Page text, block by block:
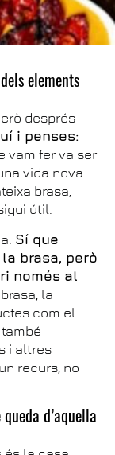
elements
després
i penses:
vam fer va ser
vida nova.
brasa,
útil.
Sí que
brasa, però
només al
la
com el
i altres
recurs, no
d’aquella